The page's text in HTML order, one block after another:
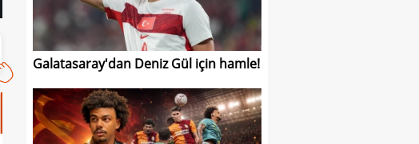
Galatasaray'dan Deniz Gül için hamle!